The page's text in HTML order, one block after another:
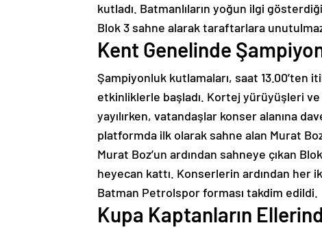
kutladı. Batmanlıların yoğun ilgi
Blok 3 sahne alarak taraftarlara
Kent Genelinde
Şampiyonluk kutlamaları, saat 13.00’ten
etkinliklerle başladı. Kortej yürüyüşleri
yayılırken, vatandaşlar konser alanına
platformda ilk olarak sahne alan Murat
Murat Boz’un ardından sahneye çıkan
heyecan kattı. Konserlerin ardından her
Batman Petrolspor forması takdim edildi.
Kupa Kaptanların